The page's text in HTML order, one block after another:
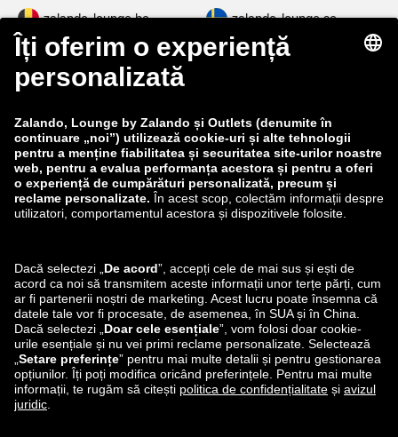
zalando-lounge.be zalando-lounge.se
zalando-lounge.fi zalando-lounge.dk
zalando-prive.es zalando-lounge.cz
zalando-lounge.lt zalando-lounge.sk
zalando-lounge.ro zalando-lounge.hr
zalando-lounge.lu zalando-lounge.ee
zalando-lounge.lv zalando-lounge.no
Ne poți găsi și pe